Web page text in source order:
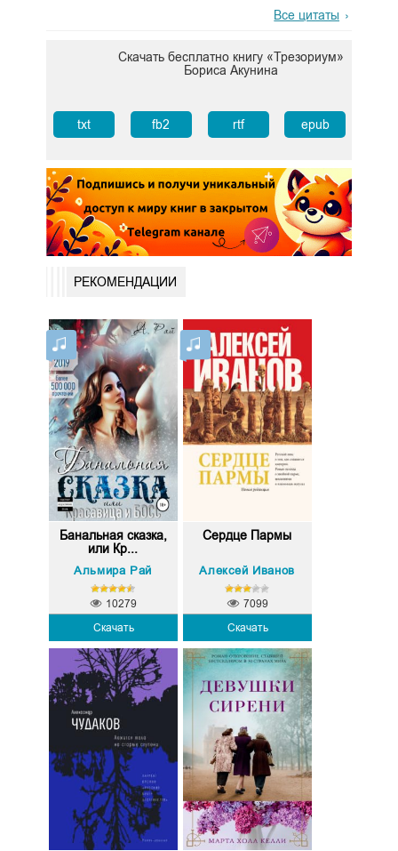
Все цитаты
Скачать бесплатно книгу «Трезориум»
Бориса Акунина
txt fb2 rtf epub
РЕКОМЕНДАЦИИ
Банальная сказка,
или Кр...
Альмира Рай
Скачать
10279
Сердце Пармы
Алексей Иванов
Скачать
7099